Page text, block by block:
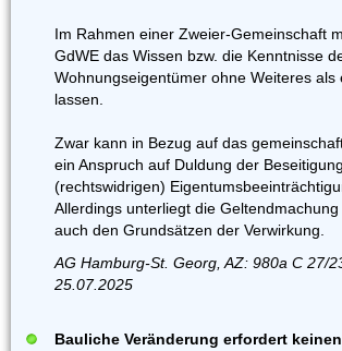
Im Rahmen einer Zweier-Gemeinschaft
GdWE das Wissen bzw. die Kenntnisse
Wohnungseigentümer ohne Weiteres als
lassen.
Zwar kann in Bezug auf das
ein Anspruch auf Duldung der
(rechtswidrigen)
Allerdings unterliegt die
auch den Grundsätzen der Verwirkung.
AG Hamburg-St. Georg, AZ: 980a C 27/
25.07.2025
Bauliche Veränderung erfordert keinen